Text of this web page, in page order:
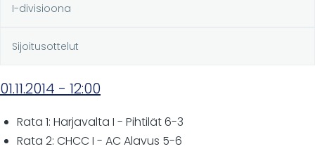
I-divisioona
Sijoitusottelut
01.11.2014 - 12:00
Rata 1: Harjavalta I - Pihtilät 6-3
Rata 2: CHCC I - AC Alavus 5-6